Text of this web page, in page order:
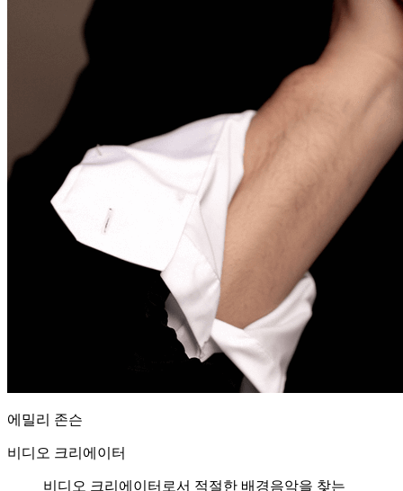
에밀리 존슨
비디오 크리에이터
비디오 크리에이터로서 적절한 배경음악을 찾는